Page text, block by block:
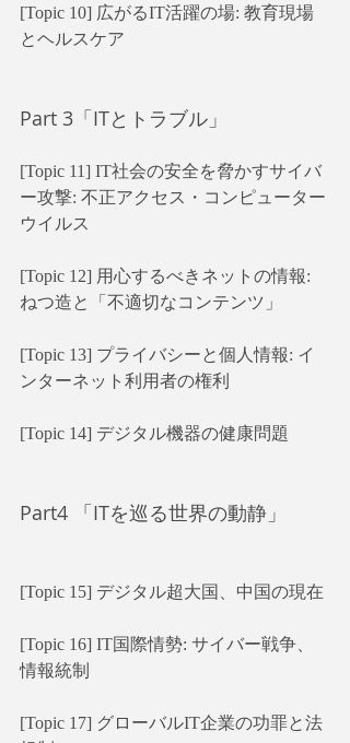
[Topic 10] 広がるIT活躍の場: 教育現場
とヘルスケア
Part 3「ITとトラブル」
[Topic 11] IT社会の安全を脅かすサイバ
ー攻撃: 不正アクセス・コンピューター
ウイルス
[Topic 12] 用心するべきネットの情報:
ねつ造と「不適切なコンテンツ」
[Topic 13] プライバシーと個人情報: イ
ンターネット利用者の権利
[Topic 14] デジタル機器の健康問題
Part4 「ITを巡る世界の動静」
[Topic 15] デジタル超大国、中国の現在
[Topic 16] IT国際情勢: サイバー戦争、
情報統制
[Topic 17] グローバルIT企業の功罪と法